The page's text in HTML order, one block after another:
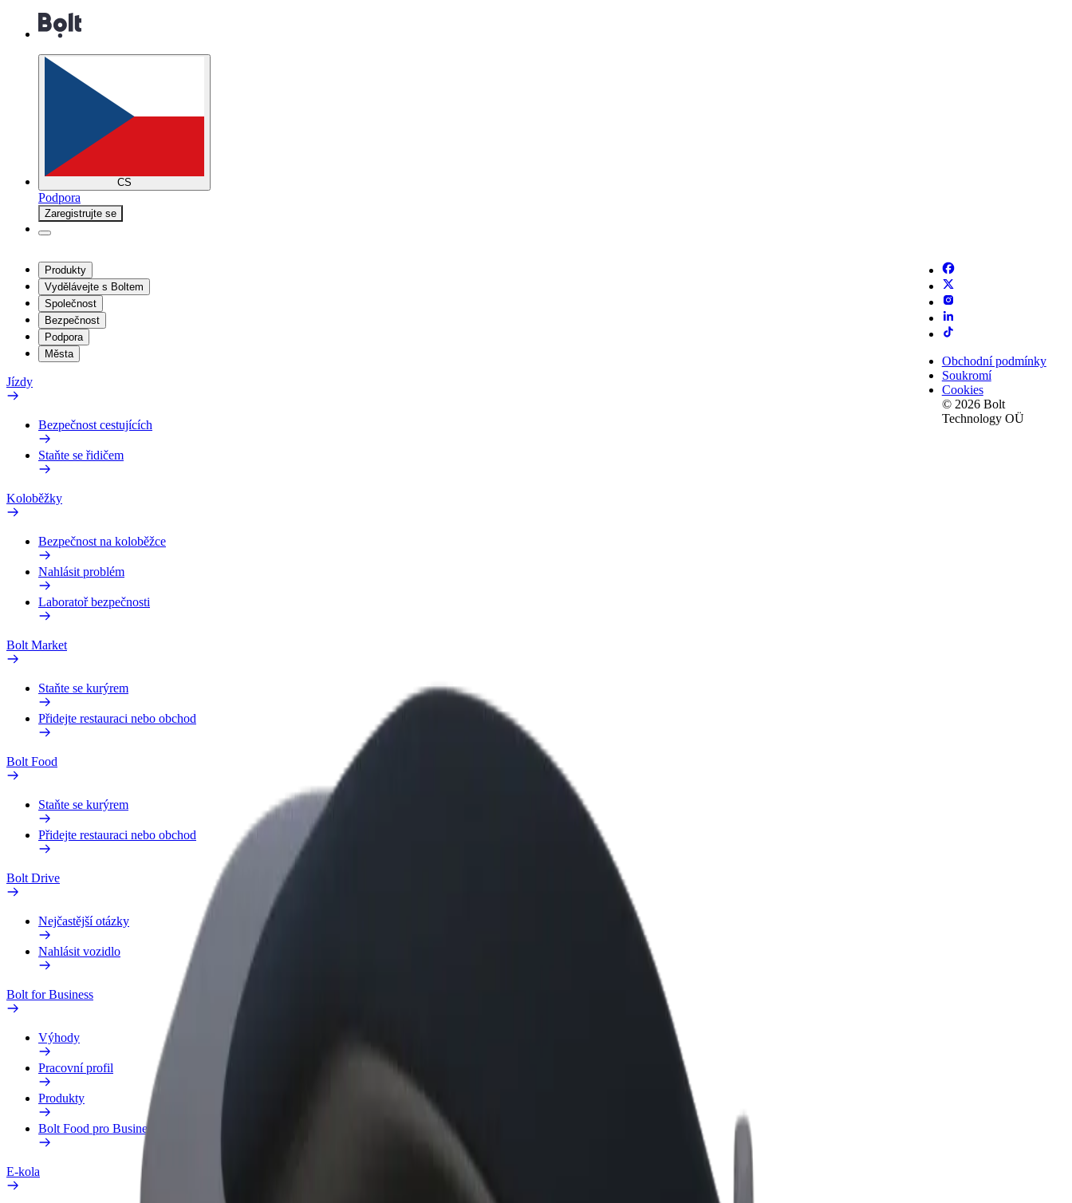
CS
Podpora
Zaregistrujte se
Produkty
Vydělávejte s Boltem
Společnost
Bezpečnost
Podpora
Města
Jízdy
Bezpečnost cestujících
Staňte se řidičem
Koloběžky
Bezpečnost na koloběžce
Nahlásit problém
Laboratoř bezpečnosti
Bolt Market
Staňte se kurýrem
Přidejte restauraci nebo obchod
Bolt Food
Staňte se kurýrem
Přidejte restauraci nebo obchod
Bolt Drive
Nejčastější otázky
Nahlásit vozidlo
Bolt for Business
Výhody
Pracovní profil
Produkty
Bolt Food pro Business
E-kola
Obchodní podmínky
Soukromí
Cookies
© 2026 Bolt
Technology OÜ